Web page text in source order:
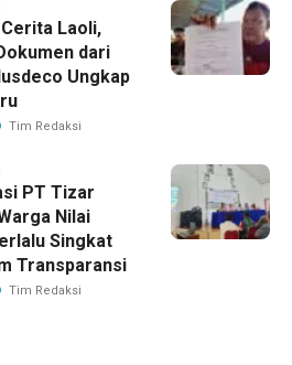
Laoli,
dari
Ungkap
Tim Redaksi
PT Tizar
Nilai
Singkat
Transparansi
Tim Redaksi